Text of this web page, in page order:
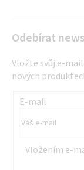
Odebírat
Vložte svůj e-
nových
E-mail
Vložením e-